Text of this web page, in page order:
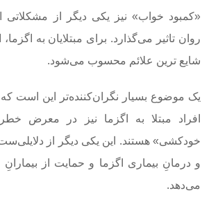
«کمبود خواب» نیز یکی دیگر از
روان تاثیر می‌گذارد. برای مبتلایان به
شایع ترین علائم محسوب می‌شود.
یک موضوع بسیار نگران‌کننده‌تر این است
افراد مبتلا به اگزما نیز در معرض
خودکشی» هستند. این یکی دیگر از
و درمانِ بیماری اگزما و حمایت از بیمارانِ
می‌دهد.